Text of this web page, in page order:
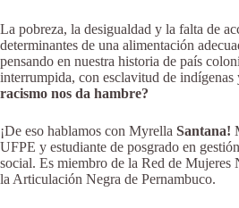
La pobreza, la desigualdad y la falta de
determinantes de una alimentación
pensando en nuestra historia de país
interrumpida, con esclavitud de indígenas
racismo nos da hambre?
¡De eso hablamos con Myrella Santana!
UFPE y estudiante de posgrado en
social. Es miembro de la Red de Mujeres
la Articulación Negra de Pernambuco.